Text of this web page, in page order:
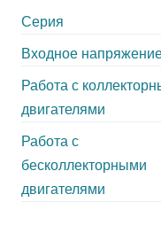
Серия
Входное
Работа с
двигателями
Работа с
бесколлекторными
двигателями